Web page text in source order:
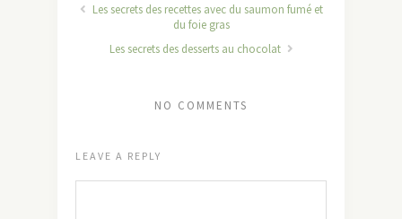
Les secrets des recettes avec du saumon fumé et
du foie gras
Les secrets des desserts au chocolat
NO COMMENTS
LEAVE A REPLY